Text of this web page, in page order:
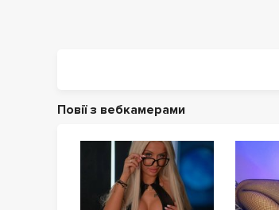
Повії з вебкамерами